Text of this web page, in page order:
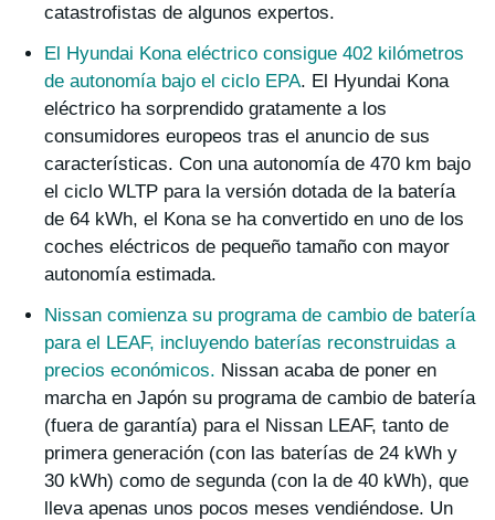
catastrofistas de algunos expertos.
El Hyundai Kona eléctrico consigue 402 kilómetros
de autonomía bajo el ciclo EPA. El Hyundai Kona
eléctrico ha sorprendido gratamente a los
consumidores europeos tras el anuncio de sus
características. Con una autonomía de 470 km bajo
el ciclo WLTP para la versión dotada de la batería
de 64 kWh, el Kona se ha convertido en uno de los
coches eléctricos de pequeño tamaño con mayor
autonomía estimada.
Nissan comienza su programa de cambio de batería
para el LEAF, incluyendo baterías reconstruidas a
precios económicos. Nissan acaba de poner en
marcha en Japón su programa de cambio de batería
(fuera de garantía) para el Nissan LEAF, tanto de
primera generación (con las baterías de 24 kWh y
30 kWh) como de segunda (con la de 40 kWh), que
lleva apenas unos pocos meses vendiéndose. Un